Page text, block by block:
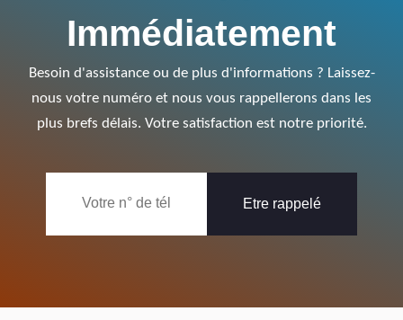
Immédiatement
Besoin d'assistance ou de plus d'informations ? Laissez-
nous votre numéro et nous vous rappellerons dans les
plus brefs délais. Votre satisfaction est notre priorité.